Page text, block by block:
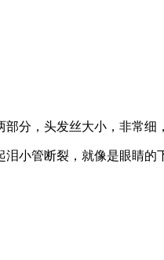
分，头发丝大小，非常细
小管断裂，就像是眼睛